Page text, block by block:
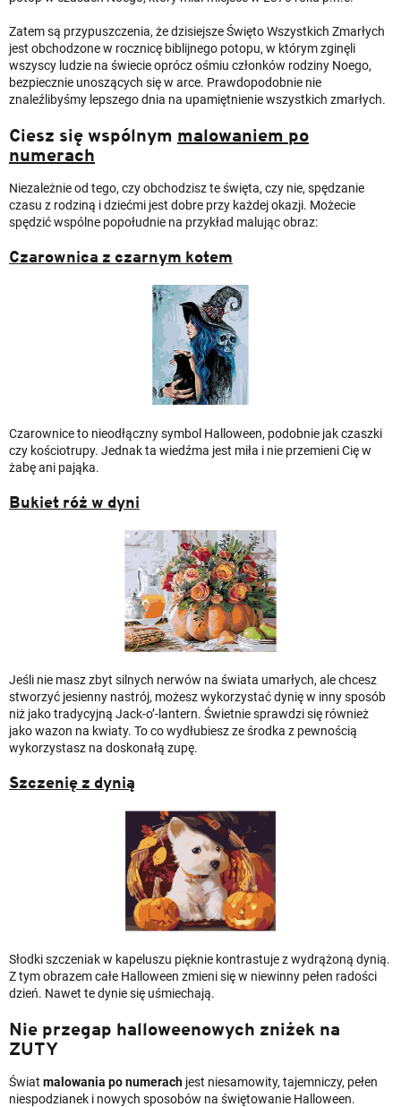
Zatem są przypuszczenia, że dzisiejsze Święto Wszystkich Zmarłych
jest obchodzone w rocznicę biblijnego potopu, w którym zginęli
wszyscy ludzie na świecie oprócz ośmiu członków rodziny Noego,
bezpiecznie unoszących się w arce. Prawdopodobnie nie
znaleźlibyśmy lepszego dnia na upamiętnienie wszystkich zmarłych.
Ciesz się wspólnym malowaniem po
numerach
Niezależnie od tego, czy obchodzisz te święta, czy nie, spędzanie
czasu z rodziną i dziećmi jest dobre przy każdej okazji. Możecie
spędzić wspólne popołudnie na przykład malując obraz:
Czarownica z czarnym kotem
Czarownice to nieodłączny symbol Halloween, podobnie jak czaszki
czy kościotrupy. Jednak ta wiedźma jest miła i nie przemieni Cię w
żabę ani pająka.
Bukiet róż w dyni
Jeśli nie masz zbyt silnych nerwów na świata umarłych, ale chcesz
stworzyć jesienny nastrój, możesz wykorzystać dynię w inny sposób
niż jako tradycyjną Jack-o’-lantern. Świetnie sprawdzi się również
jako wazon na kwiaty. To co wydłubiesz ze środka z pewnością
wykorzystasz na doskonałą zupę.
Szczenię z dynią
Słodki szczeniak w kapeluszu pięknie kontrastuje z wydrążoną dynią.
Z tym obrazem całe Halloween zmieni się w niewinny pełen radości
dzień. Nawet te dynie się uśmiechają.
Nie przegap halloweenowych zniżek na
ZUTY
Świat malowania po numerach jest niesamowity, tajemniczy, pełen
niespodzianek i nowych sposobów na świętowanie Halloween.